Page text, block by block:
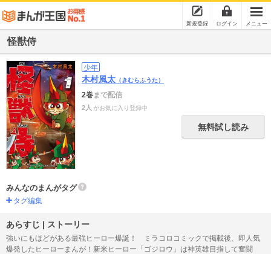
新規登録 ログイン メニュー
怪獣侍
少年
木村風太 （きむらふうた）
2巻まで配信
2人 がお気に入り登録中
無料試し読み
みんなのまんがタグ
タグ編集
あらすじ | ストーリー
強いにもほどがある最強ヒーロー爆誕！ ミラコロコミックで掲載後、即人気
爆発したヒーローまんが！新米ヒーロー「ゴジロウ」は神英雄目指して奮闘